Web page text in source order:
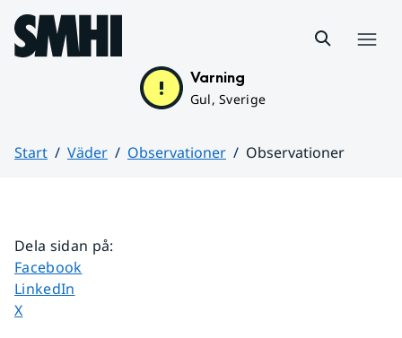
Hoppa till sidans innehåll
Varning
Gul, Sverige
Start Väder Observationer
Observationer
Dela sidan på:
Dela sidan på
Facebook
Dela sidan på
LinkedIn
Dela sidan på
X